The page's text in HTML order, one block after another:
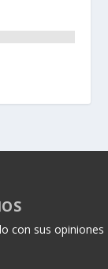
con sus opiniones